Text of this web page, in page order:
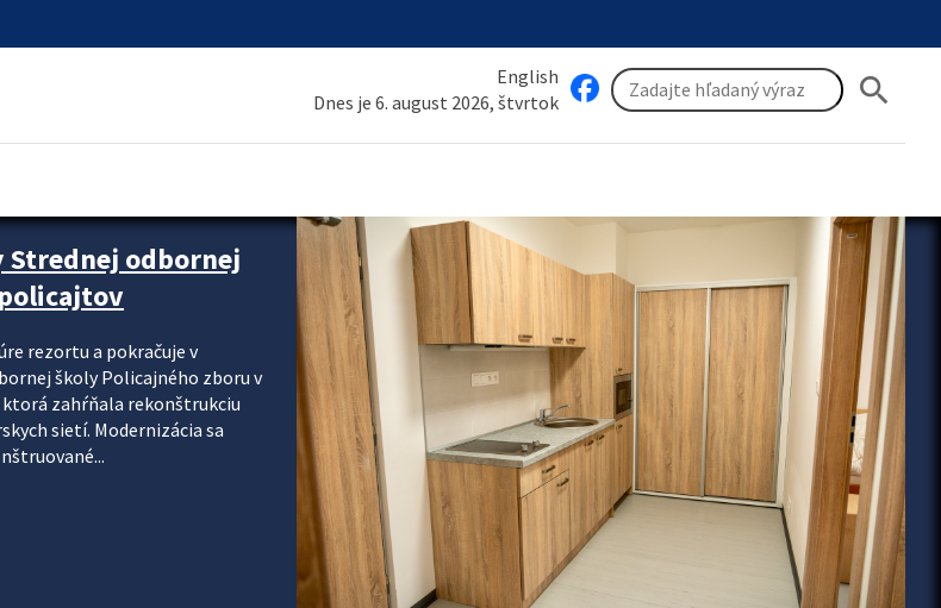
English
Dnes je 6. august 2026, štvrtok
search
odbornej
rezortu a pokračuje v
školy Policajného zboru v
zahŕňala rekonštrukciu
sietí. Modernizácia sa